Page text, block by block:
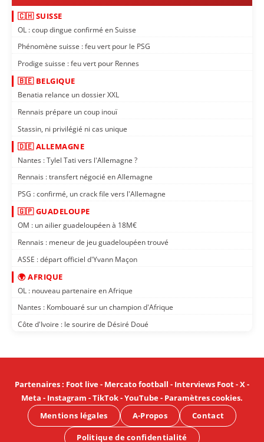
🇨🇭 SUISSE
OL : coup dingue confirmé en Suisse
Phénomène suisse : feu vert pour le PSG
Prodige suisse : feu vert pour Rennes
🇧🇪 BELGIQUE
Benatia relance un dossier XXL
Rennais prépare un coup inouï
Stassin, ni privilégié ni cas unique
🇩🇪 ALLEMAGNE
Nantes : Tylel Tati vers l'Allemagne ?
Rennais : transfert négocié en Allemagne
PSG : confirmé, un crack file vers l'Allemagne
🇬🇵 GUADELOUPE
OM : un ailier guadeloupéen à 18M€
Rennais : meneur de jeu guadeloupéen trouvé
ASSE : départ officiel d'Yvann Maçon
🌍 AFRIQUE
OL : nouveau partenaire en Afrique
Nantes : Kombouaré sur un champion d'Afrique
Côte d'Ivoire : le sourire de Désiré Doué
Partenaires: Foot live- Mercato football - Interviews Foot-X-
Meta - Instagram -TikTok-YouTube- Paramètres cookies.
Mentions légales
A-Propos Contact
Politique de confidentialité